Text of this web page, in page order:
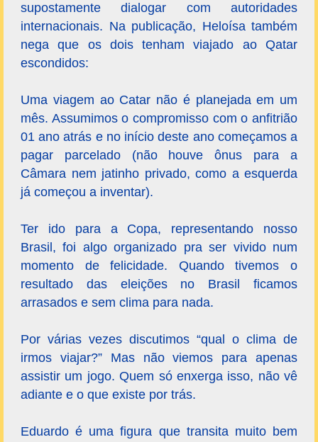
supostamente dialogar com autoridades
internacionais. Na publicação, Heloísa também
nega que os dois tenham viajado ao Qatar
escondidos:
Uma viagem ao Catar não é planejada em um
mês. Assumimos o compromisso com o anfitrião
01 ano atrás e no início deste ano começamos a
pagar parcelado (não houve ônus para a
Câmara nem jatinho privado, como a esquerda
já começou a inventar).
Ter ido para a Copa, representando nosso
Brasil, foi algo organizado pra ser vivido num
momento de felicidade. Quando tivemos o
resultado das eleições no Brasil ficamos
arrasados e sem clima para nada.
Por várias vezes discutimos “qual o clima de
irmos viajar?” Mas não viemos para apenas
assistir um jogo. Quem só enxerga isso, não vê
adiante e o que existe por trás.
Eduardo é uma figura que transita muito bem